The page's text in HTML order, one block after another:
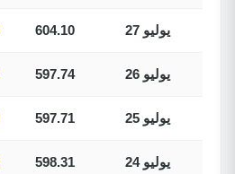
27 يوليو 604.10
26 يوليو 597.74
25 يوليو 597.71
24 يوليو 598.31